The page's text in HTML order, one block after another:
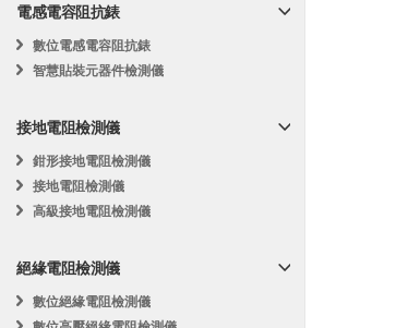
電感電容阻抗錶
數位電感電容阻抗錶
智慧貼裝元器件檢測儀
接地電阻檢測儀
鉗形接地電阻檢測儀
接地電阻檢測儀
高級接地電阻檢測儀
絕緣電阻檢測儀
數位絕緣電阻檢測儀